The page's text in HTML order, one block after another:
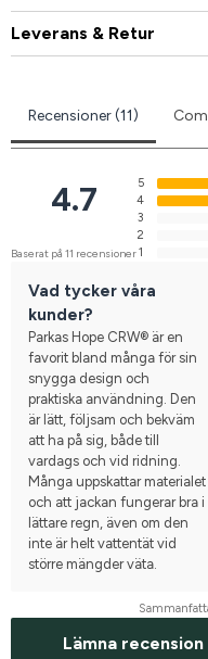
Leverans & Retur
Recensioner (11)
4.7
Baserat på 11 recensioner
5
4
3
2
1
Vad tycker våra
kunder?
Parkas Hope CRW® är en
favorit bland många för sin
snygga design och
praktiska användning. Den
är lätt, följsam och bekväm
att ha på sig, både till
vardags och vid ridning.
Många uppskattar materialet
och att jackan fungerar bra i
lättare regn, även om den
inte är helt vattentät vid
större mängder väta.
Lämna recension